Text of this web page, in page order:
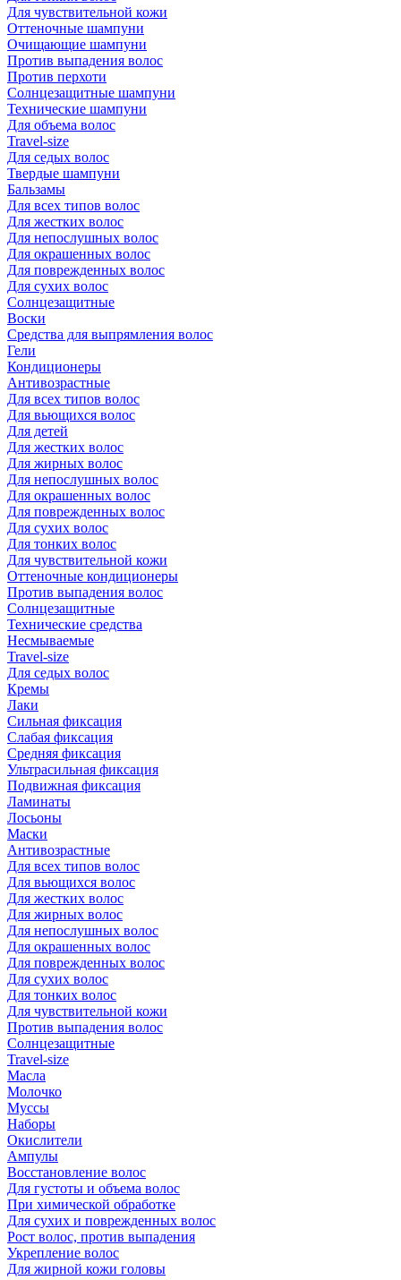
Для чувствительной кожи
Оттеночные шампуни
Очищающие шампуни
Против выпадения волос
Против перхоти
Солнцезащитные шампуни
Технические шампуни
Для объема волос
Travel-size
Для седых волос
Твердые шампуни
Бальзамы
Для всех типов волос
Для жестких волос
Для непослушных волос
Для окрашенных волос
Для поврежденных волос
Для сухих волос
Солнцезащитные
Воски
Средства для выпрямления волос
Гели
Кондиционеры
Антивозрастные
Для всех типов волос
Для вьющихся волос
Для детей
Для жестких волос
Для жирных волос
Для непослушных волос
Для окрашенных волос
Для поврежденных волос
Для сухих волос
Для тонких волос
Для чувствительной кожи
Оттеночные кондиционеры
Против выпадения волос
Солнцезащитные
Технические средства
Несмываемые
Travel-size
Для седых волос
Кремы
Лаки
Сильная фиксация
Слабая фиксация
Средняя фиксация
Ультрасильная фиксация
Подвижная фиксация
Ламинаты
Лосьоны
Маски
Антивозрастные
Для всех типов волос
Для вьющихся волос
Для жестких волос
Для жирных волос
Для непослушных волос
Для окрашенных волос
Для поврежденных волос
Для сухих волос
Для тонких волос
Для чувствительной кожи
Против выпадения волос
Солнцезащитные
Travel-size
Масла
Молочко
Муссы
Наборы
Окислители
Ампулы
Восстановление волос
Для густоты и объема волос
При химической обработке
Для сухих и поврежденных волос
Рост волос, против выпадения
Укрепление волос
Для жирной кожи головы